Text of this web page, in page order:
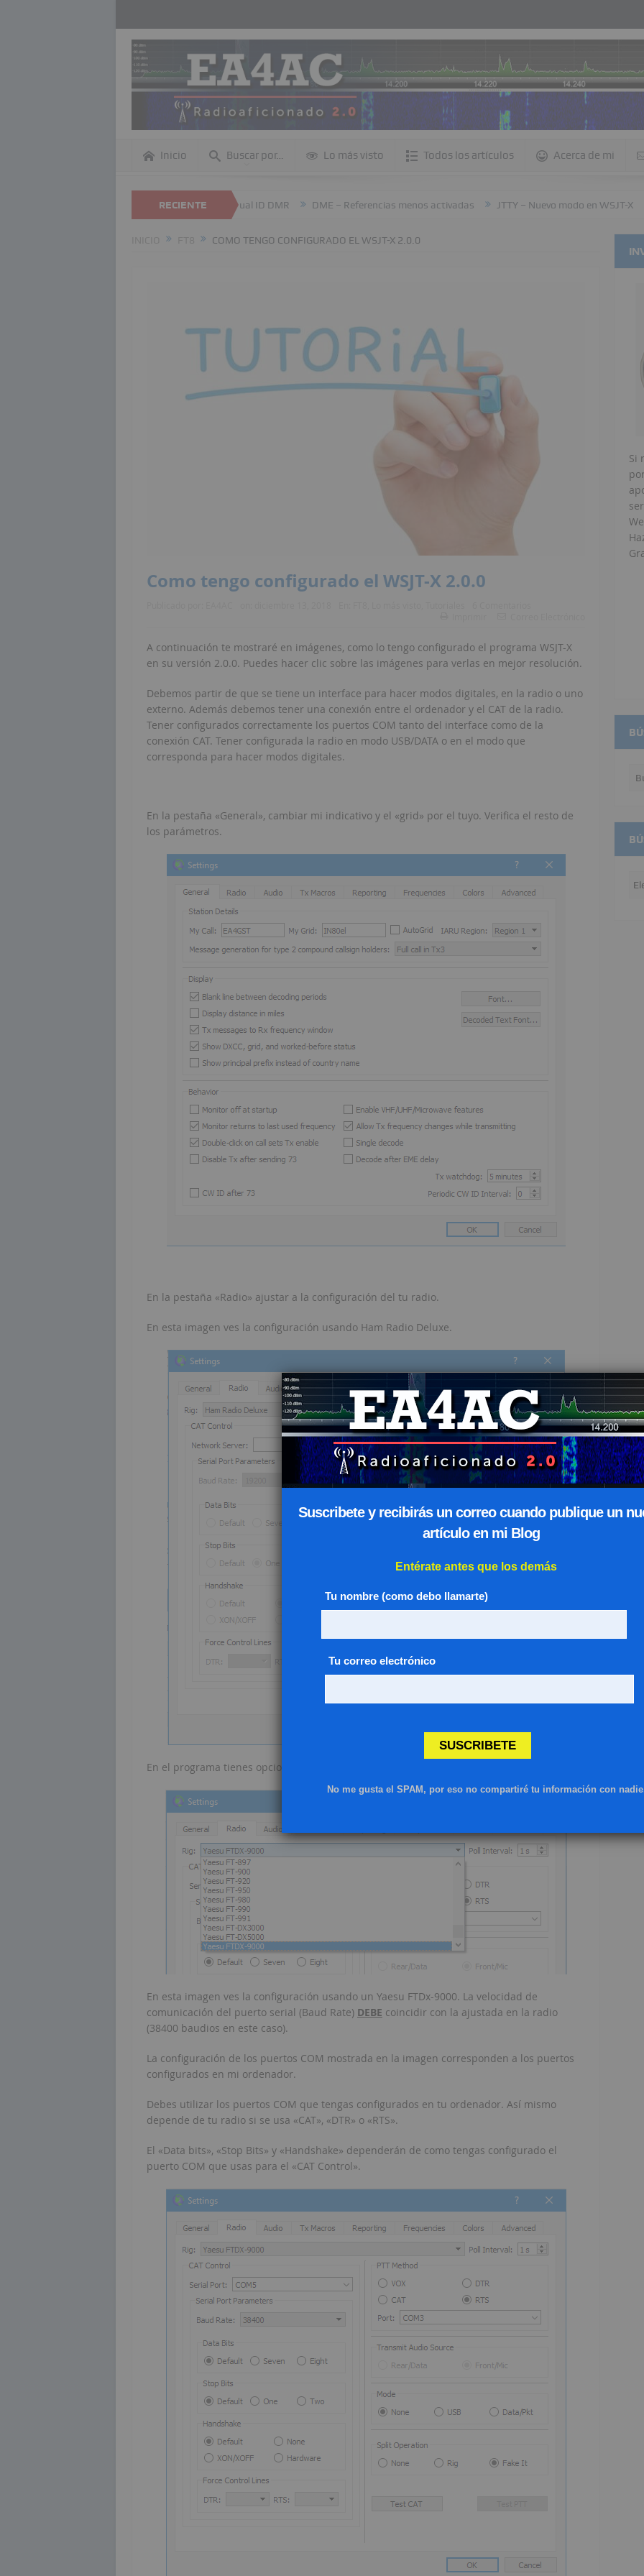
Inicio Buscar por… Lo más visto Todos los artículos Acerca de mi
RECIENTE
Revisión anual ID DMR DME – Referencias menos activadas JTTY – Nuevo modo en WSJT-X
COMO TENGO CONFIGURADO EL WSJT-X 2.0.0
Como tengo configurado el WSJT-X 2.0.0
A continuación te mostraré en imágenes, como lo tengo configurado el programa WSJT-X
en su versión 2.0.0. Puedes hacer clic sobre las imágenes para verlas en mejor resolución.
Debemos partir de que se tiene un interface para hacer modos digitales, en la radio o uno
externo. Además debemos tener una conexión entre el ordenador y el CAT de la radio.
Tener configurados correctamente los puertos COM tanto del interface como de la
conexión CAT. Tener configurada la radio en modo USB/DATA o en el modo que
corresponda para hacer modos digitales.
En la pestaña «General», cambiar mi indicativo y el «grid» por el tuyo. Verifica el resto de
los parámetros.
En la pestaña «Radio» ajustar a la configuración del tu radio.
En esta imagen ves la configuración usando Ham Radio Deluxe.
En el programa tienes opciones para escoger el radio que usas.
En esta imagen ves la configuración usando un Yaesu FTDx-9000. La velocidad de
comunicación del puerto serial (Baud Rate) DEBE coincidir con la ajustada en la radio
(38400 baudios en este caso).
La configuración de los puertos COM mostrada en la imagen corresponden a los puertos
configurados en mi ordenador.
Debes utilizar los puertos COM que tengas configurados en tu ordenador. Así mismo
depende de tu radio si se usa «CAT», «DTR» o «RTS».
El «Data bits», «Stop Bits» y «Handshake» dependerán de como tengas configurado el
puerto COM que usas para el «CAT Control».
Si
Suscribete y recibirás un correo cuando publique un
artículo en mi Blog
Entérate antes que los demás
Tu nombre (como debo llamarte)
No me gusta el SPAM, por eso no compartiré tu información con
SUSCRIBETE
Tu correo electrónico